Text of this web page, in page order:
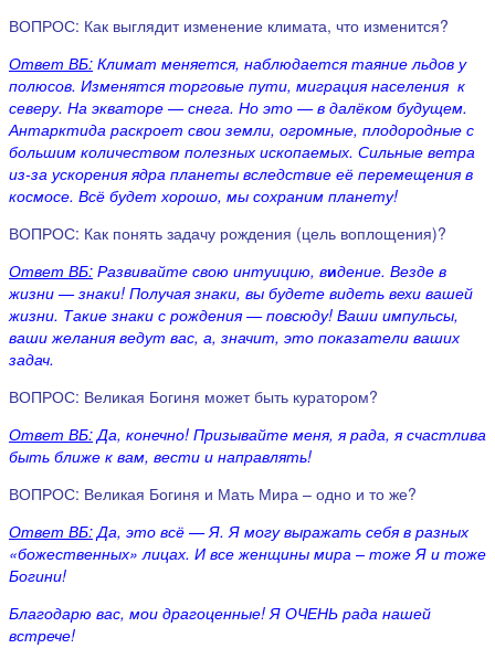
ВОПРОС: Как выглядит изменение климата, что изменится?
Ответ ВБ: Климат меняется, наблюдается таяние льдов у
полюсов. Изменятся торговые пути, миграция населения к
северу. На экваторе — снега. Но это — в далёком будущем.
Антарктида раскроет свои земли, огромные, плодородные с
большим количеством полезных ископаемых. Сильные ветра
из-за ускорения ядра планеты вследствие её перемещения в
космосе. Всё будет хорошо, мы сохраним планету!
ВОПРОС: Как понять задачу рождения (цель воплощения)?
Ответ ВБ: Развивайте свою интуицию, видение. Везде в
жизни — знаки! Получая знаки, вы будете видеть вехи вашей
жизни. Такие знаки с рождения — повсюду! Ваши импульсы,
ваши желания ведут вас, а, значит, это показатели ваших
задач.
ВОПРОС: Великая Богиня может быть куратором?
Ответ ВБ: Да, конечно! Призывайте меня, я рада, я счастлива
быть ближе к вам, вести и направлять!
ВОПРОС: Великая Богиня и Мать Мира – одно и то же?
Ответ ВБ: Да, это всё — Я. Я могу выражать себя в разных
«божественных» лицах. И все женщины мира – тоже Я и тоже
Богини!
Благодарю вас, мои драгоценные! Я ОЧЕНЬ рада нашей
встрече!